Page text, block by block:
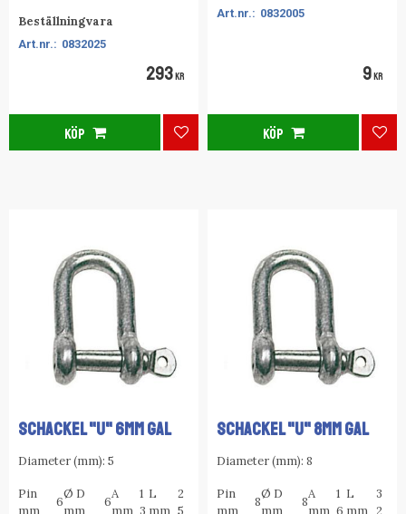
Beställningvara
0832025
293 KR
Lägg till i favoriter
KÖP
0832005
9 KR
KÖP
SCHACKEL "U" 6MM GAL
Diameter (mm): 5
Pin
mm
6
Ø D
mm
6
A
mm
1
3
L
mm
2
5
SCHACKEL "U" 8MM GAL
Diameter (mm): 8
Pin
mm
8
Ø D
mm
8
A
mm
1
6
L
mm
3
2